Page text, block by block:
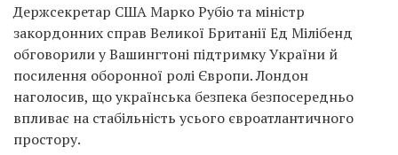
Держсекретар США Марко Рубіо та міністр
закордонних справ Великої Британії Ед Мілібенд
обговорили у Вашингтоні підтримку України й
посилення оборонної ролі Європи. Лондон
наголосив, що українська безпека безпосередньо
впливає на стабільність усього євроатлантичного
простору.